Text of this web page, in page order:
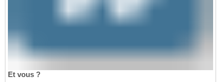
Et vous ?